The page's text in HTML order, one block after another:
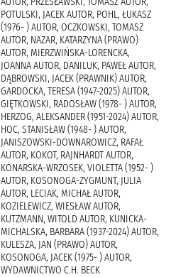
POTULSKI, JACEK AUTOR, POHL, ŁUKASZ
(1976- ) AUTOR, OCZKOWSKI, TOMASZ
AUTOR, NAZAR, KATARZYNA (PRAWO)
AUTOR, MIERZWIŃSKA-LORENCKA,
JOANNA AUTOR, DANILUK, PAWEŁ AUTOR,
DĄBROWSKI, JACEK (PRAWNIK) AUTOR,
GARDOCKA, TERESA (1947-2025) AUTOR,
GIĘTKOWSKI, RADOSŁAW (1978- ) AUTOR,
HERZOG, ALEKSANDER (1951-2024) AUTOR,
HOC, STANISŁAW (1948- ) AUTOR,
JANISZOWSKI-DOWNAROWICZ, RAFAŁ
AUTOR, KOKOT, RAJNHARDT AUTOR,
KONARSKA-WRZOSEK, VIOLETTA (1952- )
AUTOR, KOSONOGA-ZYGMUNT, JULIA
AUTOR, LECIAK, MICHAŁ AUTOR,
KOZIELEWICZ, WIESŁAW AUTOR,
KUTZMANN, WITOLD AUTOR, KUNICKA-
MICHALSKA, BARBARA (1937-2024) AUTOR,
KULESZA, JAN (PRAWO) AUTOR,
KOSONOGA, JACEK (1975- ) AUTOR,
WYDAWNICTWO C.H. BECK